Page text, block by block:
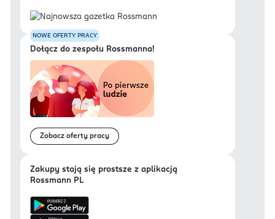
NOWE OFERTY PRACY
Dołącz do zespołu Rossmanna!
Zobacz oferty pracy
Zakupy stają się prostsze z aplikacją
Rossmann PL